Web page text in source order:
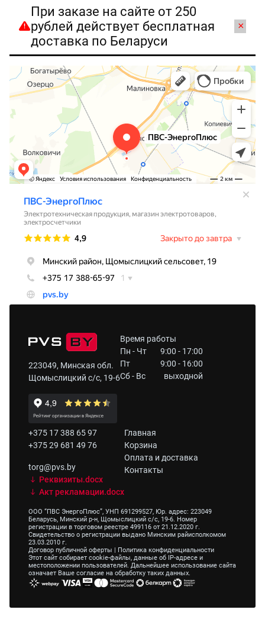
При заказе на сайте от 250
рублей действует бесплатная
доставка по Беларуси
×
223049, Минская обл.
Щомыслицкий с/с, 19-6
Время работы
Пн - Чт
9:00 - 17:00
Пт
9:00 - 16:00
Сб - Вс
выходной
+375 17 388 65 97
+375 29 681 49 76
torg@pvs.by
Реквизиты.docx
Акт рекламации.docx
Главная
Корзина
Оплата и доставка
Контакты
ООО “ПВС ЭнергоПлюс”, УНП 691299527, Юр. адрес: 223049
Беларусь, Минский р-н, Щомыслицкий с/с, 19-6. Номер
регистрации в торговом реестре 499116 от 21.12.2020 г.
Свидетельство о регистрации выдано Минским райисполкомом
23.03.2010 г.
Договор публичной оферты | Политика конфиденциальности
Этот сайт собирает cookie-файлы, данные об IP-адресе и
местоположении пользователей. Дальнейшее использование сайта
означает Ваше согласие на обработку таких данных.